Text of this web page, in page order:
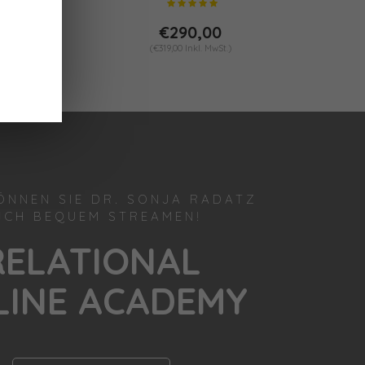
€290,00
(€319,00 Inkl. MwSt.)
SIE DR. SONJA RADATZ
BEQUEM STREAMEN!
ACADEMY